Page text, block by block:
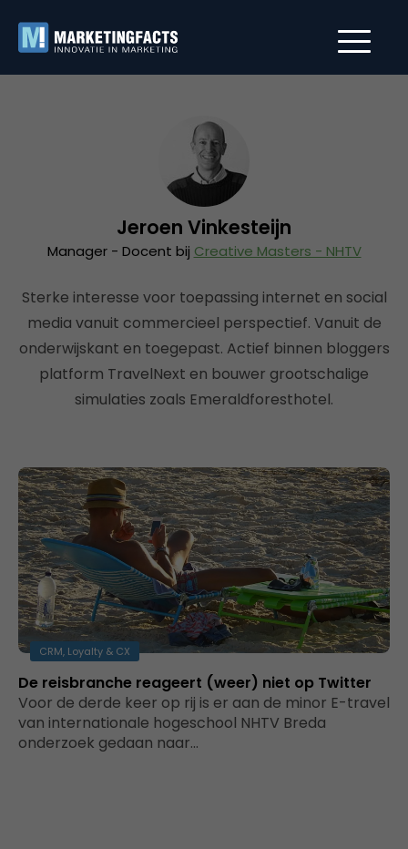
Jeroen Vinkesteijn
Manager - Docent bij Creative Masters - NHTV
Sterke interesse voor toepassing internet en social
media vanuit commercieel perspectief. Vanuit de
onderwijskant en toegepast. Actief binnen bloggers
platform TravelNext en bouwer grootschalige
simulaties zoals Emeraldforesthotel.
CRM, Loyalty & CX
De reisbranche reageert (weer) niet op Twitter
Voor de derde keer op rij is er aan de minor E-travel
van internationale hogeschool NHTV Breda
onderzoek gedaan naar…